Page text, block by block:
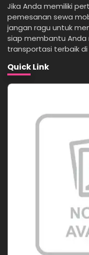
Jika Anda memiliki
pemesanan sewa
jangan ragu untuk
siap membantu
transportasi terbaik di
Quick Link